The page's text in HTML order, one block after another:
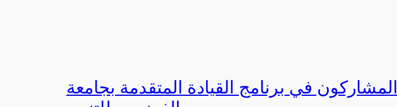
المشاركون في برنامج القيادة المتقدمة بجامعة FIA يزورون ملعب رولان غاروس مع الاتحاد